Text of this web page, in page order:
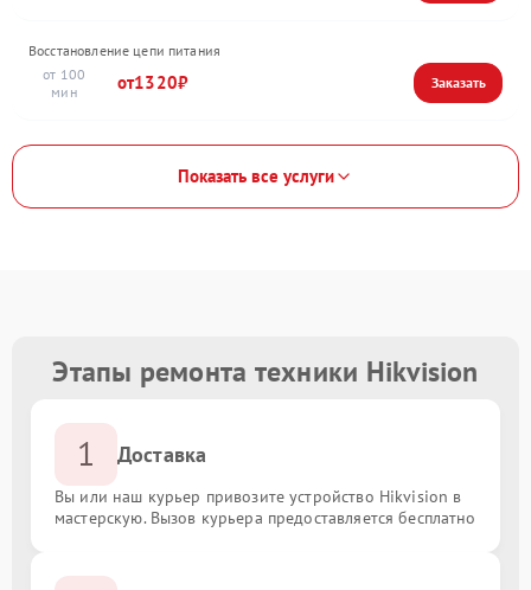
Восстановление цепи питания
100
1320
Показать все услуги
Этапы ремонта техники Hikvision
1 Доставка
Вы или наш курьер привозите устройство Hikvision в
мастерскую. Вызов курьера предоставляется бесплатно